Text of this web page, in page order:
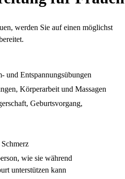
werden Sie auf einen möglichst
und Entspannungsübungen
Körperarbeit und Massagen
Geburtsvorgang,
wie sie während
unterstützen kann